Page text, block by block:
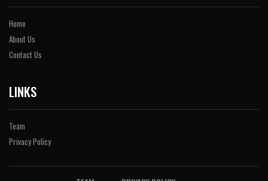
Home
About Us
Contact Us
LINKS
Team
Privacy Policy